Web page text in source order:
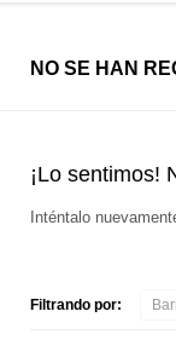
NO SE HAN
¡Lo sentimos!
Inténtalo
Filtrando por: